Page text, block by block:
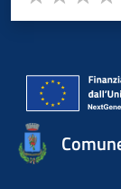
Valuta
Valuta 2
Valuta 1 stelle